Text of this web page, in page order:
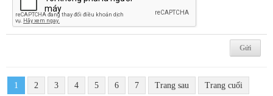
1 2 3 4 5 6 7 Trang sau Trang cuối